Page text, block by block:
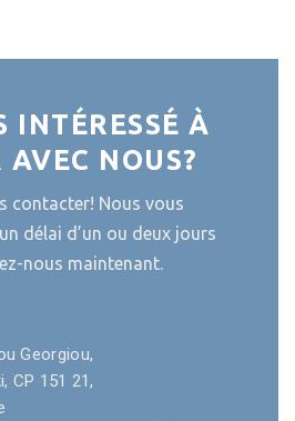
INTÉRESSÉ À
AVEC NOUS?
contacter! Nous vous
délai d’un ou deux jours
nous maintenant.
Georgiou,
CP 151 21,